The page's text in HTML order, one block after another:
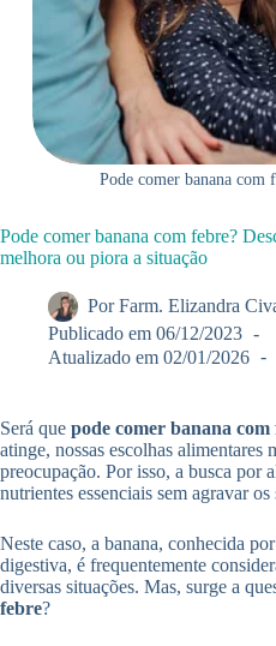
Pode comer banana com
Pode comer banana com febre?
melhora ou piora a situação
Por Farm. Elizandra
Publicado em 06/12/2023
Atualizado em 02/01/2026
Será que pode comer banana com
atinge, nossas escolhas alimentares
preocupação. Por isso, a busca por
nutrientes essenciais sem agravar
Neste caso, a banana, conhecida
digestiva, é frequentemente
diversas situações. Mas, surge a
febre?